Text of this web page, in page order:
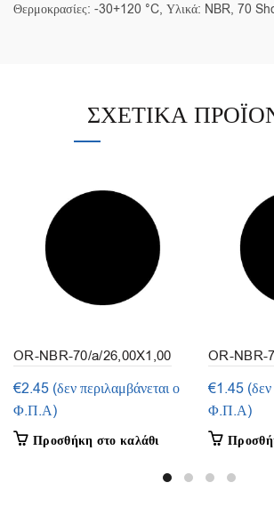
Θερμοκρασίες: -30+120 °C, Υλικά: NBR, 70
ΣΧΕΤΙΚΆ
OR-NBR-70/a/26,00X1,00
(συσκευασία 50τμ.)
€2.45 (δεν περιλαμβάνεται ο
Φ.Π.Α)
Προσθήκη στο καλάθι
OR-NBR-
€1.45
Φ.Π.Α)